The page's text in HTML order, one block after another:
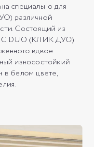
специально для
различной
Состоящий из
DUO (КЛИК ДУО)
вдвое
износостойкий
в белом цвете,